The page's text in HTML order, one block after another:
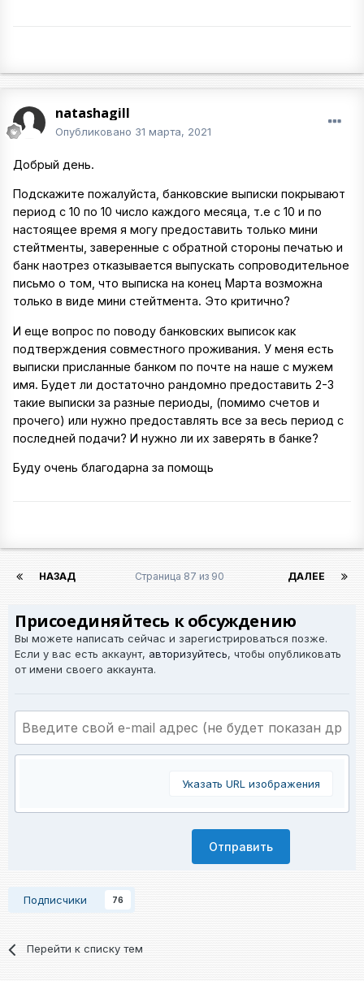
natashagill
Опубликовано 31 марта, 2021
Добрый день.
Подскажите пожалуйста, банковские выписки покрывают
период с 10 по 10 число каждого месяца, т.е с 10 и по
настоящее время я могу предоставить только мини
стейтменты, заверенные с обратной стороны печатью и
банк наотрез отказывается выпускать сопроводительное
письмо о том, что выписка на конец Марта возможна
только в виде мини стейтмента. Это критично?
И еще вопрос по поводу банковских выписок как
подтверждения совместного проживания. У меня есть
выписки присланные банком по почте на наше с мужем
имя. Будет ли достаточно рандомно предоставить 2-3
такие выписки за разные периоды, (помимо счетов и
прочего) или нужно предоставлять все за весь период с
последней подачи? И нужно ли их заверять в банке?
Буду очень благодарна за помощь
НАЗАД ДАЛЕЕ
Страница 87 из 90
Присоединяйтесь к обсуждению
Вы можете написать сейчас и зарегистрироваться позже.
Если у вас есть аккаунт, авторизуйтесь, чтобы опубликовать
от имени своего аккаунта.
Указать URL изображения
Отправить
Подписчики 76
Перейти к списку тем